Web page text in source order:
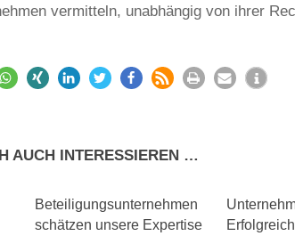
vermitteln, unabhängig von ihrer
AUCH INTERESSIEREN …
Beteiligungsunternehmen
schätzen unsere Expertise